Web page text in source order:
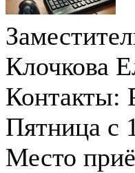
Клочкова
Контакты:
Пятница с
Место